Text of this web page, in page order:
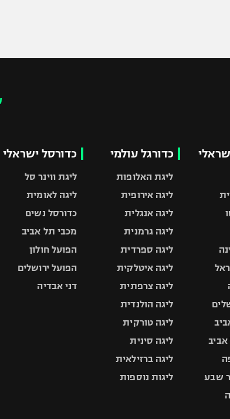
שבע
כדורגל עולמי
ליגת האלופות
ליגה אירופית
ליגה אנגלית
ליגה גרמנית
ליגה ספרדית
ליגה איטלקית
ליגה צרפתית
ליגה הולנדית
ליגה טורקית
ליגה סינית
ליגה ברזילאית
ליגות נוספות
כדורסל ישראלי
ליגת ווינר סל
ליגה לאומית
כדורסל נשים
מכבי תל אביב
הפועל חולון
הפועל ירושלים
דני אבדיה